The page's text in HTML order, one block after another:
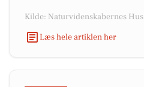
Kilde: Naturvidenskabernes Hus
Læs hele artiklen her